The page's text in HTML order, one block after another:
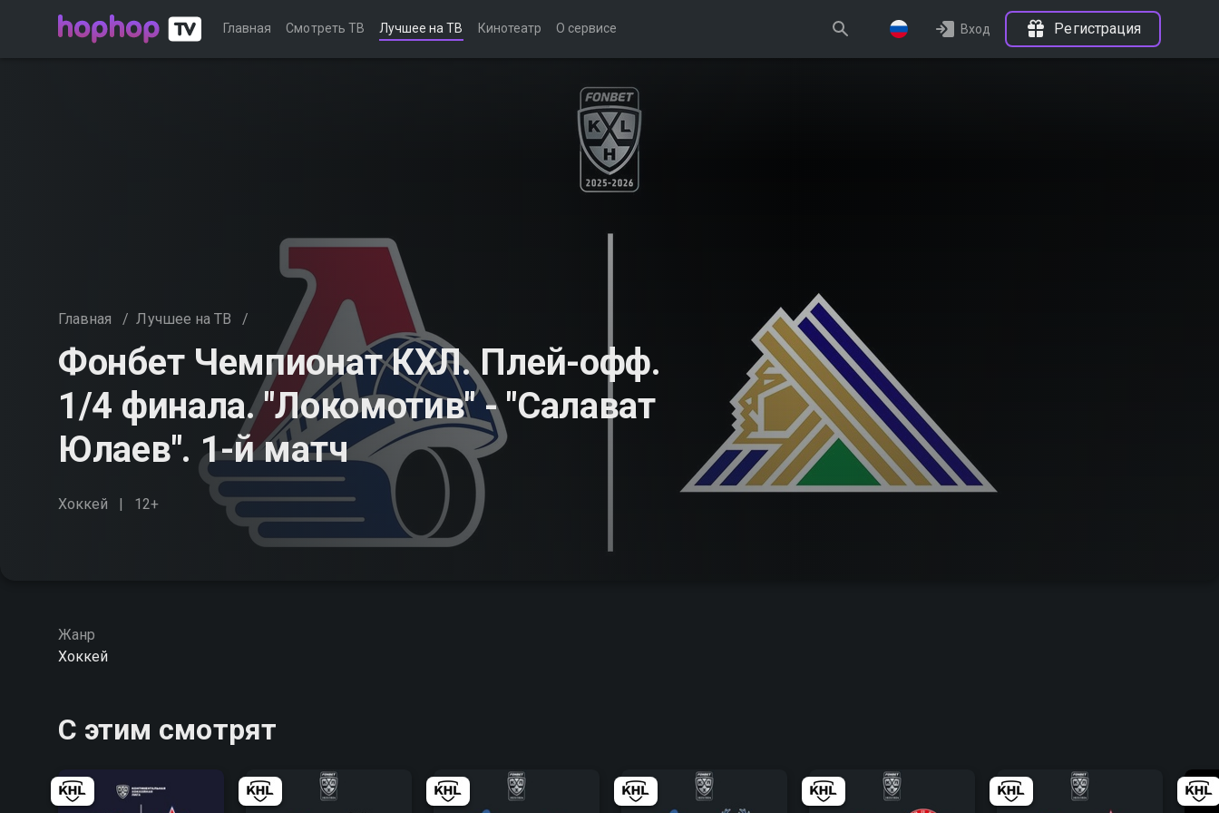
Главная Смотреть ТВ Лучшее на ТВ Кинотеатр О сервисе Вход Регистрация
Главная / Лучшее на ТВ /
Фонбет Чемпионат КХЛ. Плей-офф.
1/4 финала. "Локомотив" - "Салават
Юлаев". 1-й матч
Хоккей 12+
Жанр
Хоккей
С этим смотрят